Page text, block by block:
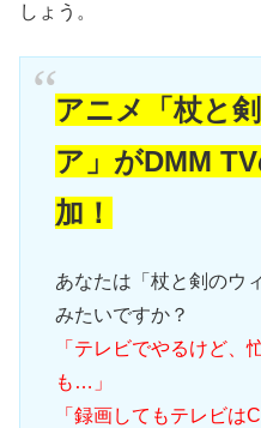
しょう。
アニメ「杖と
ア」がDMM
加！
あなたは「杖と剣のウ
みたいですか？
「テレビでやるけど、
も…」
「録画してもテレビは